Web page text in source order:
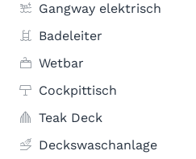
Gangway elektrisch
Badeleiter
Wetbar
Cockpittisch
Teak Deck
Deckswaschanlage